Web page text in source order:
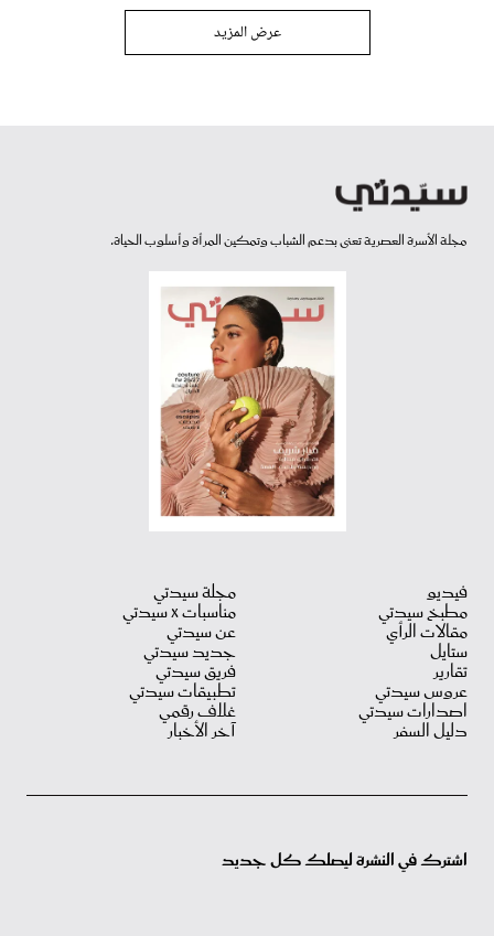
عرض المزيد
مجلة الأسرة العصرية تعنى بدعم الشباب وتمكين المرأة وأسلوب الحياة.
فيديو
مطبخ سيدتي
مقالات الرأي
ستايل
تقارير
عروس سيدتي
اصدارات سيدتي
دليل السفر
مجلة سيدتي
مناسبات X سيدتي
عن سيدتي
جديد سيدتي
فريق سيدتي
تطبيقات سيدتي
غلاف رقمي
آخر الأخبار
اشترك في النشرة ليصلك كل جديد